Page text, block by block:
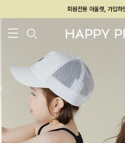
회원전용 아울렛, 가입
멤버십 최대
26SS 신상 BEST